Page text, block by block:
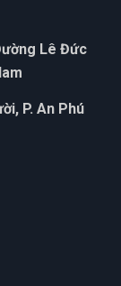
Lê Đức
P. An Phú